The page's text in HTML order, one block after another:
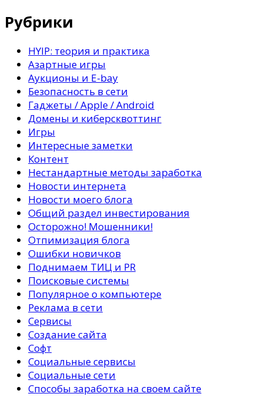
Рубрики
HYIP: теория и практика
Азартные игры
Аукционы и E-bay
Безопасность в сети
Гаджеты / Apple / Android
Домены и киберсквоттинг
Игры
Интересные заметки
Контент
Нестандартные методы заработка
Новости интернета
Новости моего блога
Общий раздел инвестирования
Осторожно! Мошенники!
Отпимизация блога
Ошибки новичков
Поднимаем ТИЦ и PR
Поисковые системы
Популярное о компьютере
Реклама в сети
Сервисы
Создание сайта
Софт
Социальные сервисы
Социальные сети
Способы заработка на своем сайте